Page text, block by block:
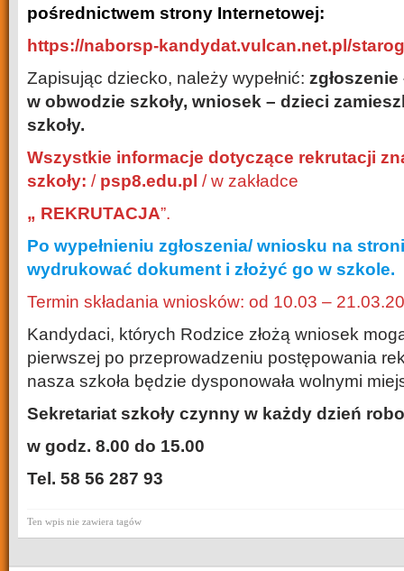
pośrednictwem strony Internetowej:
https://naborsp-kandydat.vulcan.net.pl/
Zapisując dziecko, należy wypełnić:
w obwodzie szkoły, wniosek – dzieci
szkoły.
Wszystkie informacje dotyczące rekrutacji
szkoły: / psp8.edu.pl / w zakładce
„ REKRUTACJA”.
Po wypełnieniu zgłoszenia/ wniosku na
wydrukować dokument i złożyć go w szkole.
Termin składania wniosków: od 10.03 –
Kandydaci, których Rodzice złożą wniosek
pierwszej po przeprowadzeniu postępowania
nasza szkoła będzie dysponowała wolnymi
Sekretariat szkoły czynny w każdy dzień
w godz. 8.00 do 15.00
Tel. 58 56 287 93
Ten wpis nie zawiera tagów